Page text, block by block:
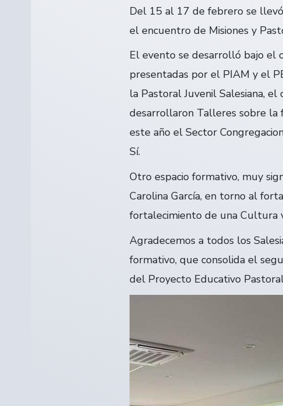
Del 15 al 17 de febrero se llevó
el encuentro de Misiones y
El evento se desarrolló bajo el
presentadas por el PIAM y el
la Pastoral Juvenil Salesiana,
desarrollaron Talleres sobre la
este año el Sector
Sí.
Otro espacio formativo, muy
Carolina García, en torno al
fortalecimiento de una Cultura
Agradecemos a todos los
formativo, que consolida el
del Proyecto Educativo